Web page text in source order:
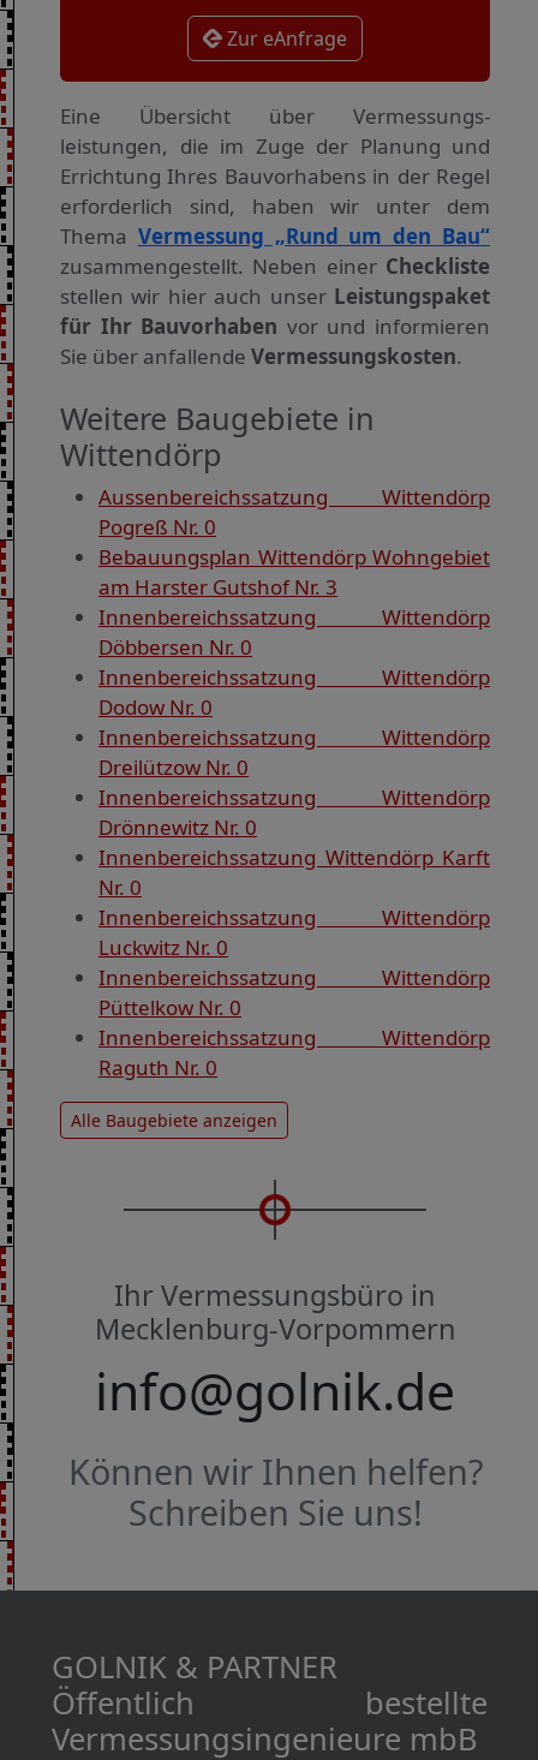
Zur eAnfrage
Eine Übersicht über Vermessungs­
leistungen, die im Zuge der Planung und
Errichtung Ihres Bauvorhabens in der Regel
erforderlich sind, haben wir unter dem
Thema Vermessung „Rund um den Bau“
zusammengestellt. Neben einer Checkliste
stellen wir hier auch unser Leistungspaket
für Ihr Bauvorhaben vor und informieren
Sie über anfallende Vermessungskosten.
Weitere Baugebiete in
Wittendörp
Aussenbereichssatzung Wittendörp
Pogreß Nr. 0
Bebauungsplan Wittendörp Wohngebiet
am Harster Gutshof Nr. 3
Innenbereichssatzung Wittendörp
Döbbersen Nr. 0
Innenbereichssatzung Wittendörp
Dodow Nr. 0
Innenbereichssatzung Wittendörp
Dreilützow Nr. 0
Innenbereichssatzung Wittendörp
Drönnewitz Nr. 0
Innenbereichssatzung Wittendörp Karft
Nr. 0
Innenbereichssatzung Wittendörp
Luckwitz Nr. 0
Innenbereichssatzung Wittendörp
Püttelkow Nr. 0
Innenbereichssatzung Wittendörp
Raguth Nr. 0
Alle Baugebiete anzeigen
Ihr Vermessungsbüro in
Mecklenburg-Vorpommern
info@golnik.de
Können wir Ihnen helfen?
Schreiben Sie uns!
GOLNIK & PARTNER
Öffentlich bestellte
Vermessungs­­ingenieure mbB